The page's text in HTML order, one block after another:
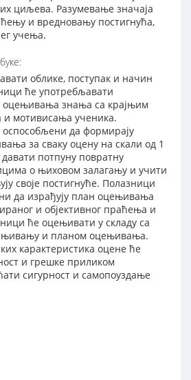
циљева. Разумевање значаја
и вредновању постигнућа,
учења.
облике, поступак и начин
ће употребљавати
оцењивања знања са крајњим
мотивисања ученика.
да формирају
за сваку оцену на скали од 1
потпуну повратну
о њиховом залагању и учити
своје постигнуће. Полазници
да израђују план оцењивања
и објективног праћења и
ће оцењивати у складу са
и планом оцењивања.
карактеристика оцене ће
и грешке приликом
сигурност и самопоуздање